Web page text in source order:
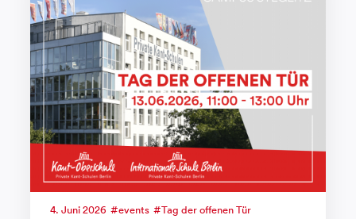
4. Juni 2026 events
Tag der offenen Tür